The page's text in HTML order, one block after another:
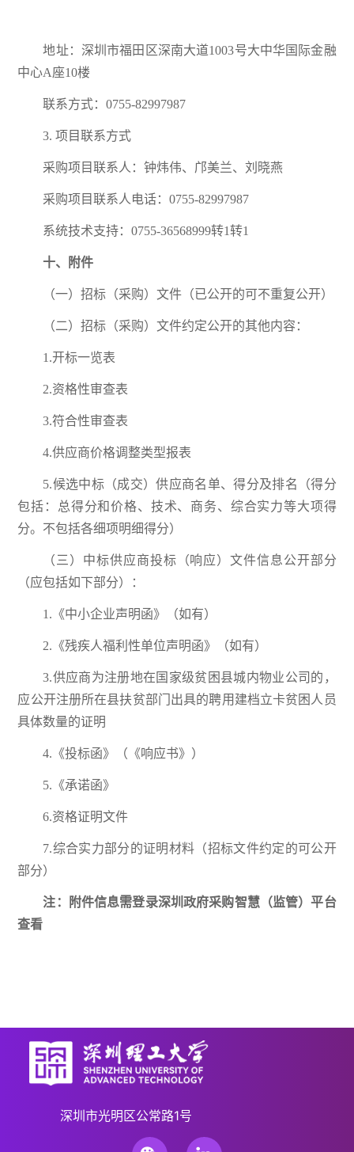
地址：深圳市福田区深南大道1003号大中华国际金融
中心A座10楼
联系方式：0755-82997987
3. 项目联系方式
采购项目联系人：钟炜伟、邝美兰、刘晓燕
采购项目联系人电话：0755-82997987
系统技术支持：0755-36568999转1转1
十、附件
（一）招标（采购）文件（已公开的可不重复公开）
（二）招标（采购）文件约定公开的其他内容：
1.开标一览表
2.资格性审查表
3.符合性审查表
4.供应商价格调整类型报表
5.候选中标（成交）供应商名单、得分及排名（得分
包括：总得分和价格、技术、商务、综合实力等大项得
分。不包括各细项明细得分）
（三）中标供应商投标（响应）文件信息公开部分
（应包括如下部分）：
1.《中小企业声明函》（如有）
2.《残疾人福利性单位声明函》（如有）
3.供应商为注册地在国家级贫困县城内物业公司的，
应公开注册所在县扶贫部门出具的聘用建档立卡贫困人员
具体数量的证明
4.《投标函》（《响应书》）
5.《承诺函》
6.资格证明文件
7.综合实力部分的证明材料（招标文件约定的可公开
部分）
注：附件信息需登录深圳政府采购智慧（监管）平台
查看
深圳市光明区公常路1号